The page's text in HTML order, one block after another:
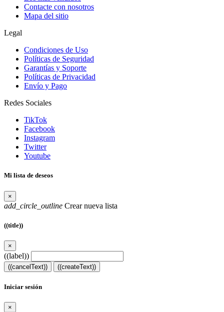
Contacte con nosotros
Mapa del sitio
Legal
Condiciones de Uso
Políticas de Seguridad
Garantías y Soporte
Políticas de Privacidad
Envío y Pago
Redes Sociales
TikTok
Facebook
Instagram
Twitter
Youtube
Mi lista de deseos
×
add_circle_outline Crear nueva lista
((title))
×
((label))
((cancelText)) ((createText))
Iniciar sesión
×